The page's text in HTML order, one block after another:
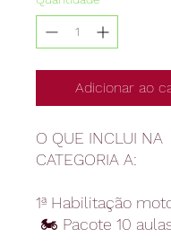
Adicionar ao
O QUE INCLUI NA
CATEGORIA A:
1ª Habilitação
🏍️ Pacote 10